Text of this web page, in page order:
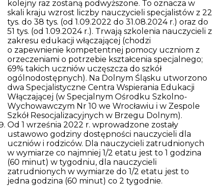
kolejny raz zostaną podwyższone. To oznacza w
skali kraju wzrost liczby nauczycieli specjalistów z 22
tys. do 38 tys. (od 1.09.2022 do 31.08.2024 r.) oraz do
51 tys. (od 1.09.2024 r.). Trwają szkolenia nauczycieli z
zakresu edukacji włączającej (chodzi
o zapewnienie kompetentnej pomocy uczniom z
orzeczeniami o potrzebie kształcenia specjalnego;
69% takich uczniów uczęszcza do szkół
ogólnodostępnych). Na Dolnym Śląsku utworzono
dwa Specjalistyczne Centra Wspierania Edukacji
Włączającej (w Specjalnym Ośrodku Szkolno-
Wychowawczym Nr 10 we Wrocławiu i w Zespole
Szkół Resocjalizacyjnych w Brzegu Dolnym).
Od 1 września 2022 r. wprowadzone zostały
ustawowo godziny dostępności nauczycieli dla
uczniów i rodziców. Dla nauczycieli zatrudnionych
w wymiarze co najmniej 1/2 etatu jest to 1 godzina
(60 minut) w tygodniu, dla nauczycieli
zatrudnionych w wymiarze do 1/2 etatu jest to
jedna godzina (60 minut) co 2 tygodnie.